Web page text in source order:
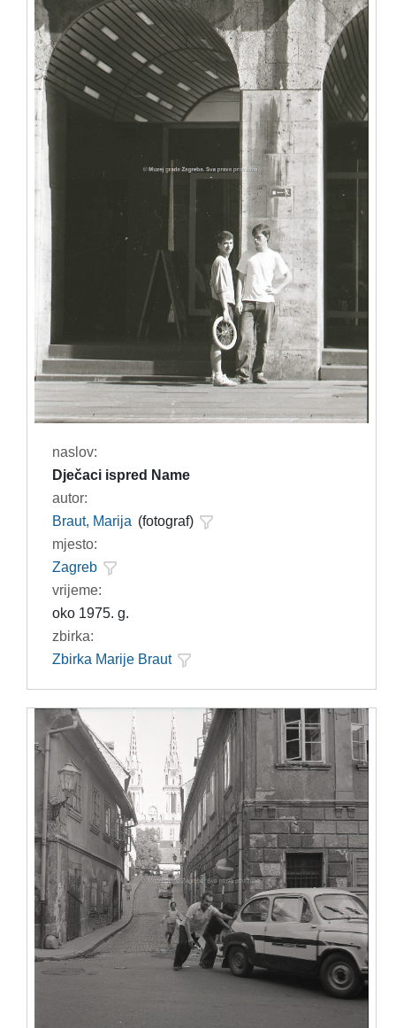
naslov:
Dječaci ispred Name
autor:
Braut, Marija (fotograf)
mjesto:
Zagreb
vrijeme:
oko 1975. g.
zbirka:
Zbirka Marije Braut